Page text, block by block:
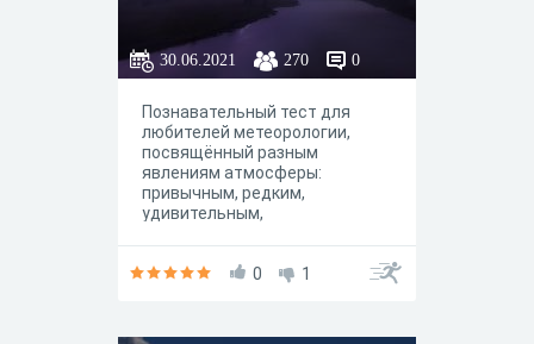
30.06.2021 270 0
Познавательный тест для
любителей метеорологии,
посвящённый разным
явлениям атмосферы:
привычным, редким,
удивительным,
0
1